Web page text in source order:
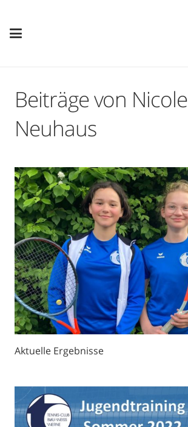
Beiträge von Nicole
Neuhaus
Aktuelle Ergebnisse